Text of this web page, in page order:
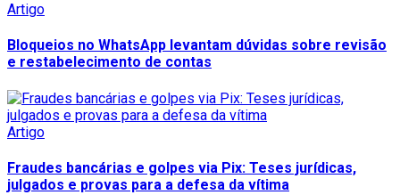
Artigo
Bloqueios no WhatsApp levantam dúvidas sobre revisão
e restabelecimento de contas
Artigo
Fraudes bancárias e golpes via Pix: Teses jurídicas,
julgados e provas para a defesa da vítima